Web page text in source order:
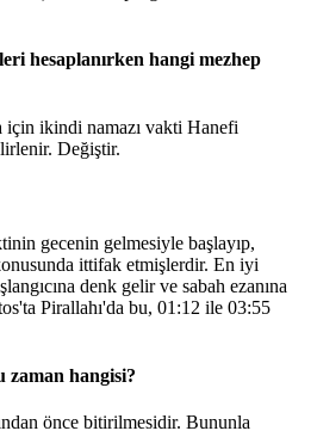
hesaplanırken hangi mezhep
için ikindi namazı vakti Hanefi
Değiştir.
gecenin gelmesiyle başlayıp,
ittifak etmişlerdir. En iyi
denk gelir ve sabah ezanına
Pirallahı'da bu, 01:12 ile 03:55
zaman hangisi?
önce bitirilmesidir. Bununla